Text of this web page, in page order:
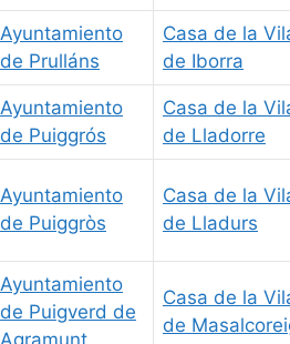
Ayuntamiento
de Prulláns
Casa de la
de Iborra
Ayuntamiento
de Puiggrós
Casa de la
de Lladorre
Ayuntamiento
de Puiggròs
Casa de la
de Lladurs
Ayuntamiento
de Puigverd de
Agramunt
Casa de la
de